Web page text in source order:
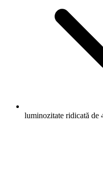
luminozitate ridicată de